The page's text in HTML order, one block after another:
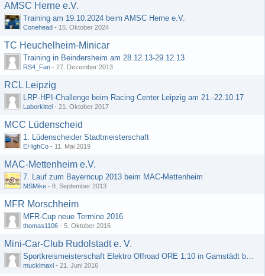
AMSC Herne e.V.
Training am 19.10.2024 beim AMSC Herne e.V.
Conehead - 15. Oktober 2024
TC Heuchelheim-Minicar
Training in Beindersheim am 28.12.13-29.12.13
RS4_Fan - 27. Dezember 2013
RCL Leipzig
LRP-HPI-Challenge beim Racing Center Leipzig am 21.-22.10.17
Laborkittel - 21. Oktober 2017
MCC Lüdenscheid
1. Lüdenscheider Stadtmeisterschaft
EHighCo - 11. Mai 2019
MAC-Mettenheim e.V.
7. Lauf zum Bayerncup 2013 beim MAC-Mettenheim
MSMike - 8. September 2013
MFR Morschheim
MFR-Cup neue Termine 2016
thomas1106 - 5. Oktober 2016
Mini-Car-Club Rudolstadt e. V.
Sportkreismeisterschaft Elektro Offroad ORE 1:10 in Gamstädt bei Erfurt, Outdoor mit Indoor Ausweichmöglichkeit!!!
mucklmaxl - 21. Juni 2016